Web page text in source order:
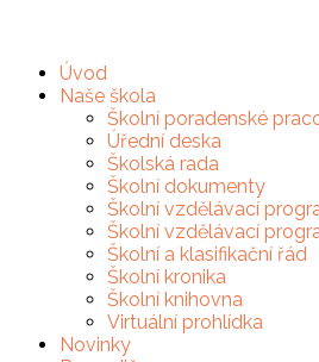
Úvod
Naše škola
Školní poradenské
Úřední deska
Školská rada
Školní dokumenty
Školní vzdělávací
Školní vzdělávací
Školní a klasifikační řád
Školní kronika
Školní knihovna
Virtuální prohlídka
Novinky